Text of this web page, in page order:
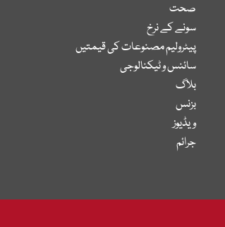
صحت
سونے کے نرخ
پیٹرولیم مصنوعات کی قیمتیں
سائنس و ٹیکنالوجی
بلاگ
بزنس
ویڈیوز
جرائم